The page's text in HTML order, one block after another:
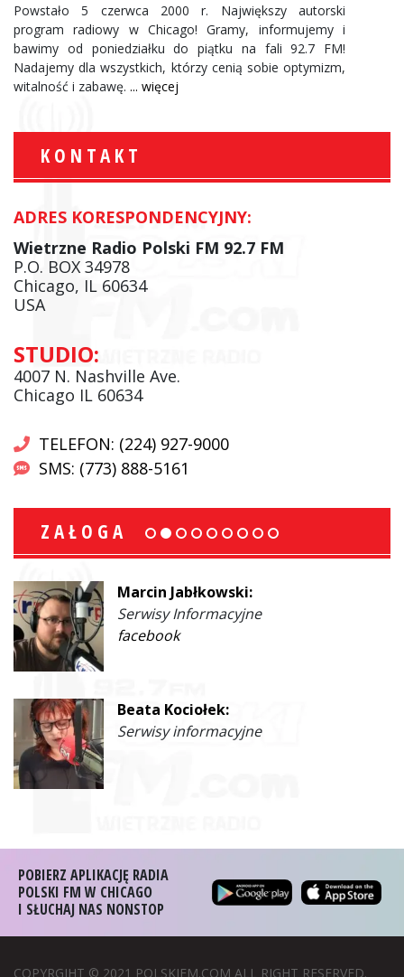
Powstało 5 czerwca 2000 r. Największy autorski
program radiowy w Chicago! Gramy, informujemy i
bawimy od poniedziałku do piątku na fali 92.7 FM!
Nadajemy dla wszystkich, którzy cenią sobie optymizm,
witalność i zabawę. ... więcej
KONTAKT
ADRES KORESPONDENCYJNY:
Wietrzne Radio Polski FM 92.7 FM
P.O. BOX 34978
Chicago, IL 60634
USA
STUDIO:
4007 N. Nashville Ave.
Chicago IL 60634
TELEFON: (224) 927-9000
SMS: (773) 888-5161
ZAŁOGA
Marcin Jabłkowski:
Serwisy Informacyjne
facebook
Beata Kociołek:
Serwisy informacyjne
POBIERZ APLIKACJĘ RADIA
POLSKI FM W CHICAGO
I SŁUCHAJ NAS NONSTOP
COPYRGIHT © 2021 POLSKIFM.COM ALL RIGHT RESERVED.